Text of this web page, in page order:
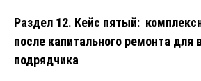
Раздел 12. Кейс пятый:
после капитального ремонта для
подрядчика